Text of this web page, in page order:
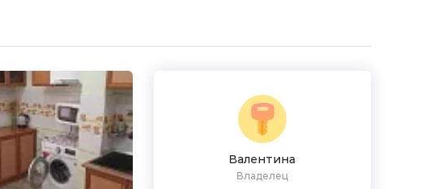
Валентина
Владелец